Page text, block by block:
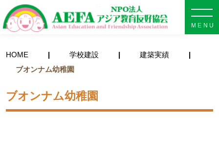
HOME 学校建設
建築実績
ブオンナム幼稚園
ブオンナム幼稚園